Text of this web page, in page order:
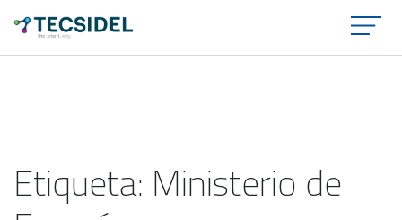
×
Etiqueta:Ministerio de